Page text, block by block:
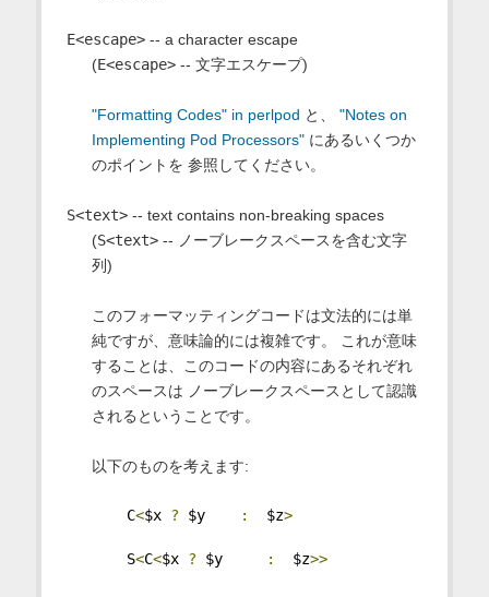
E<escape>-- a character escape
(E<escape>-- 文字エスケープ)
"Formatting Codes" in perlpod と、 "Notes on
Implementing Pod Processors"にあるいくつか
のポイントを 参照してください。
S<text>-- text contains non-breaking spaces
(S<text>-- ノーブレークスペースを含む文字
列)
このフォーマッティングコードは文法的には単
純ですが、意味論的には複雑です。 これが意味
することは、このコードの内容にあるそれぞれ
のスペースは ノーブレークスペースとして認識
されるということです。
以下のものを考えます:
C<$x ? $y : $z>
S<C<$x ? $y : $z>>